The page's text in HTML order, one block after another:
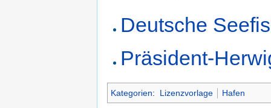
Deutsche
Präsident-
Kategorien: Lizenzvorlage Hafen